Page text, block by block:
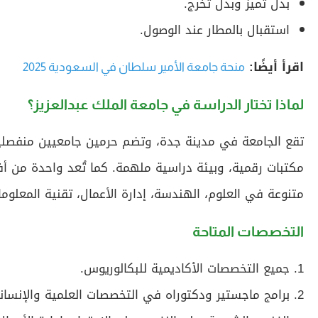
استقبال بالمطار عند الوصول.
اقرأ أيضًا: منحة جامعة الأمير سلطان في السعودية 2025
لماذا تختار الدراسة في جامعة الملك عبدالعزيز؟
تقع الجامعة في مدينة جدة، وتضم حرمين جامعيين
مكتبات رقمية، وبيئة دراسية ملهمة. كما تُعد واحدة من
متنوعة في العلوم، الهندسة، إدارة الأعمال، تقنية
التخصصات المتاحة
جميع التخصصات الأكاديمية للبكالوريوس.
برامج ماجستير ودكتوراه في التخصصات العلمية